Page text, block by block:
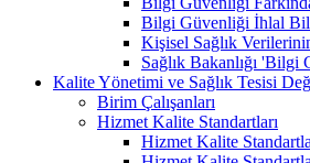
Bilgi Güvenliği İhlal
Kişisel Sağlık
Sağlık Bakanlığı 'Bilgi
Kalite Yönetimi ve Sağlık Tesisi
Birim Çalışanları
Hizmet Kalite Standartları
Hizmet Kalite